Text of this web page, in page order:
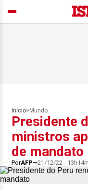
Início> Mundo
Presidente
ministros
de mandato
PorAFP 21/12/22 -